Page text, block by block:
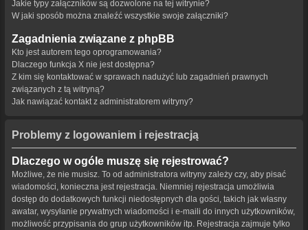
Jakie typy załączników są dozwolone na tej witrynie?
W jaki sposób można znaleźć wszystkie swoje załączniki?
Zagadnienia związane z phpBB
Kto jest autorem tego oprogramowania?
Dlaczego funkcja X nie jest dostępna?
Z kim się kontaktować w sprawach nadużyć lub zagadnień prawnych
związanych z tą witryną?
Jak nawiązać kontakt z administratorem witryny?
Problemy z logowaniem i rejestracją
Dlaczego w ogóle muszę się rejestrować?
Możliwe, że nie musisz. To od administratora witryny zależy czy, aby pisać
wiadomości, konieczna jest rejestracja. Niemniej rejestracja umożliwia
dostęp do dodatkowych funkcji niedostępnych dla gości, takich jak własny
awatar, wysyłanie prywatnych wiadomości i e-maili do innych użytkowników,
możliwość przypisania do grup użytkowników itp. Rejestracja zajmuje tylko